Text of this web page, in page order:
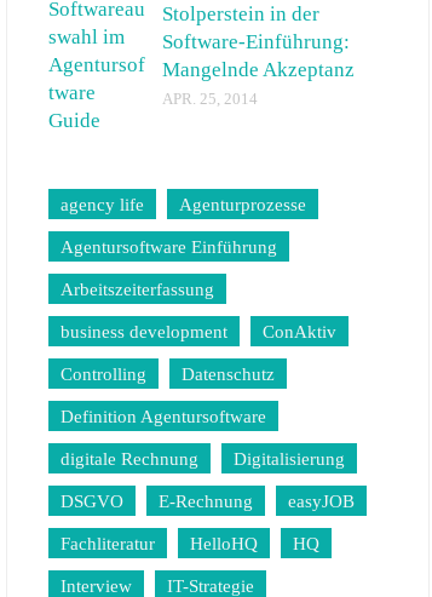
Stolperstein in der
Software-Einführung:
Mangelnde Akzeptanz
APR. 25, 2014
agency life Agenturprozesse
Agentursoftware Einführung
Arbeitszeiterfassung
business development ConAktiv
Controlling Datenschutz
Definition Agentursoftware
digitale Rechnung Digitalisierung
DSGVO E-Rechnung easyJOB
Fachliteratur HelloHQ HQ
Interview IT-Strategie